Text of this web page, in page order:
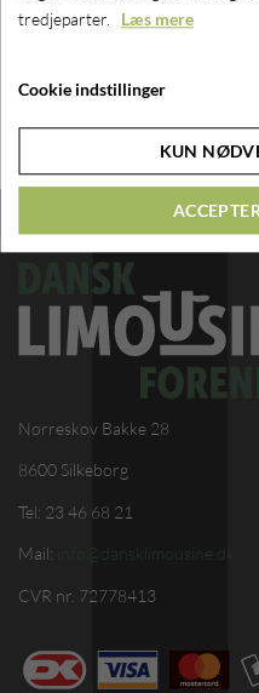
Turen var igen udsolgt på
Tak for den store opbakning
Se det spændende Program
Nørreskov Bakke 28
8600 Silkeborg
Tel: 23 46 68 21
Mail: info@dansklimousine.dk
CVR nr. 72778413
tredjeparter. Læs mere
Cookie indstillinger
KUN